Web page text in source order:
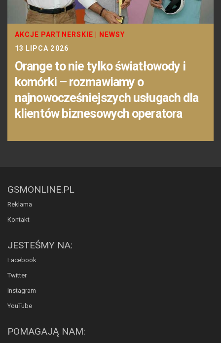
AKCJE PARTNERSKIE
NEWSY
13 LIPCA 2026
Orange to nie tylko światłowody i
komórki – rozmawiamy o
najnowocześniejszych usługach dla
klientów biznesowych operatora
GSMONLINE.PL
Reklama
Kontakt
JESTEŚMY NA:
Facebook
Twitter
Instagram
YouTube
POMAGAJĄ NAM: